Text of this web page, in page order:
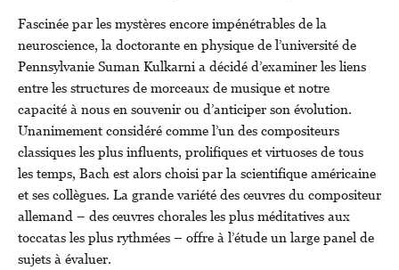
Fascinée par les mystères encore impénétrables de la
neuroscience, la doctorante en physique de l’université de
Pennsylvanie Suman Kulkarni a décidé d’examiner les liens
entre les structures de morceaux de musique et notre
capacité à nous en souvenir ou d’anticiper son évolution.
Unanimement considéré comme l’un des compositeurs
classiques les plus influents, prolifiques et virtuoses de tous
les temps, Bach est alors choisi par la scientifique américaine
et ses collègues. La grande variété des œuvres du compositeur
allemand – des œuvres chorales les plus méditatives aux
toccatas les plus rythmées – offre à l’étude un large panel de
sujets à évaluer.